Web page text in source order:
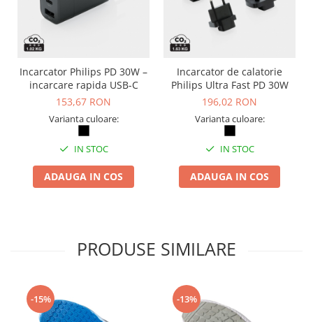
Incarcator Philips PD 30W –
incarcare rapida USB-C
153,67 RON
Varianta culoare:
IN STOC
ADAUGA IN COS
Incarcator de calatorie
Philips Ultra Fast PD 30W
196,02 RON
Varianta culoare:
IN STOC
ADAUGA IN COS
PRODUSE SIMILARE
-15% -13%